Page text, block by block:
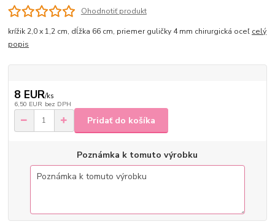
Ohodnotiť produkt
krížik 2,0 x 1,2 cm, dĺžka 66 cm, priemer guličky 4 mm chirurgická oceľ celý
popis
8 EUR/ks
6,50 EUR bez DPH
Pridať do košíka
Poznámka k tomuto výrobku